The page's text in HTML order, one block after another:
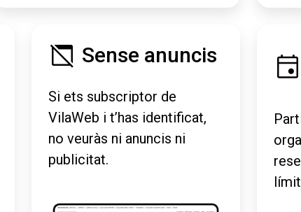
Sense anuncis
Si ets subscriptor de
VilaWeb i t’has identificat,
no veuràs ni anuncis ni
publicitat.